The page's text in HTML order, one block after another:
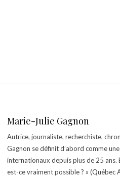
Marie-Julie Gagnon
Autrice, journaliste, recherchiste,
Gagnon se définit d’abord comme
internationaux depuis plus de 25 ans.
est-ce vraiment possible ? » (Québec